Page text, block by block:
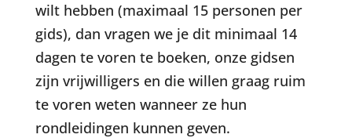
wilt hebben (maximaal 15 personen per
gids), dan vragen we je dit minimaal 14
dagen te voren te boeken, onze gidsen
zijn vrijwilligers en die willen graag ruim
te voren weten wanneer ze hun
rondleidingen kunnen geven.